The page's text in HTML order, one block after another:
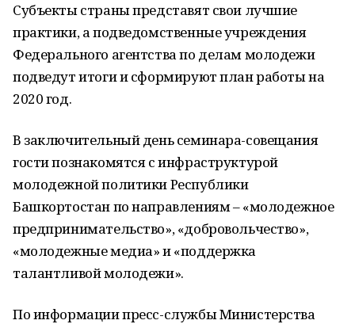
Субъекты страны представят свои лучшие
практики, а подведомственные учреждения
Федерального агентства по делам молодежи
подведут итоги и сформируют план работы на
2020 год.
В заключительный день семинара-совещания
гости познакомятся с инфраструктурой
молодежной политики Республики
Башкортостан по направлениям – «молодежное
предпринимательство», «добровольчество»,
«молодежные медиа» и «поддержка
талантливой молодежи».
По информации пресс-службы Министерства